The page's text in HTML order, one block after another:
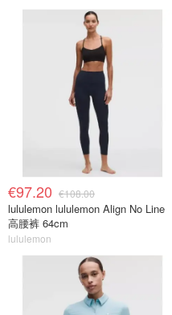
€97.20 €108.00
lululemon lululemon Align No Line
高腰裤 64cm
lululemon